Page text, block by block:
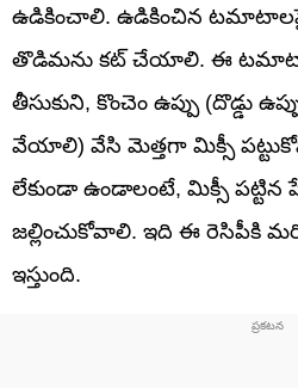
ఉడికించాలి. ఉడికించిన టమాటాలపై
తొడిమను కట్ చేయాలి. ఈ
తీసుకుని, కొంచెం ఉప్పు (దొడ్డు
వేయాలి) వేసి మెత్తగా మిక్సీ
లేకుండా ఉండాలంటే, మిక్సీ పట్టిన
జల్లించుకోవాలి. ఇది ఈ రెసిపీకి
ఇస్తుంది.